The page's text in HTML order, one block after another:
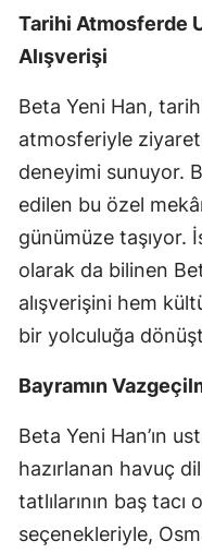
Tarihi Atmosferde
Alışverişi
Beta Yeni Han,
atmosferiyle
deneyimi sunuyor.
edilen bu özel
günümüze taşıyor.
olarak da bilinen
alışverişini hem
bir yolculuğa
Bayramın
Beta Yeni Han’ın
hazırlanan havuç
tatlılarının baş tacı
seçenekleriyle,